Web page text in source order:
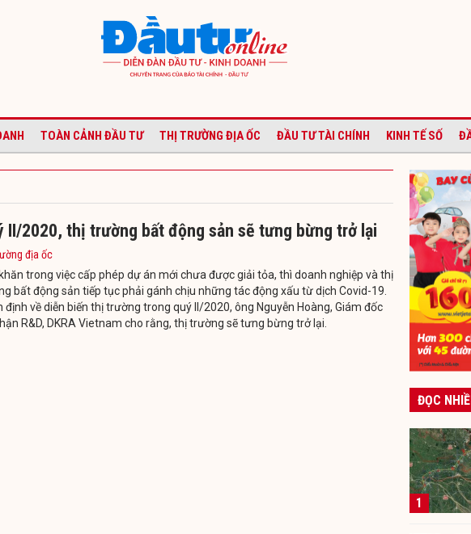
TOÀN CẢNH ĐẦU TƯ THỊ TRƯỜNG ĐỊA ỐC ĐẦU TƯ TÀI CHÍNH KINH TẾ SỐ
II/2020, thị trường bất động sản sẽ tưng bừng trở lại
địa ốc
trong việc cấp phép dự án mới chưa được giải tỏa, thì doanh nghiệp và thị
bất động sản tiếp tục phải gánh chịu những tác động xấu từ dịch Covid-19.
định về diễn biến thị trường trong quý II/2020, ông Nguyễn Hoàng, Giám đốc
R&D, DKRA Vietnam cho rằng, thị trường sẽ tưng bừng trở lại.
ĐỌC
1